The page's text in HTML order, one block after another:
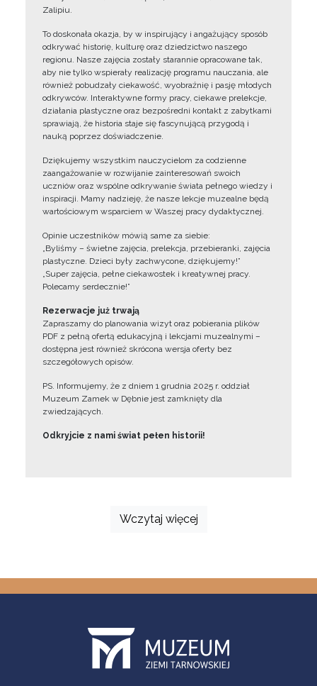
Zalipiu.
To doskonała okazja, by w inspirujący i angażujący sposób
odkrywać historię, kulturę oraz dziedzictwo naszego
regionu. Nasze zajęcia zostały starannie opracowane tak,
aby nie tylko wspierały realizację programu nauczania, ale
również pobudzały ciekawość, wyobraźnię i pasję młodych
odkrywców. Interaktywne formy pracy, ciekawe prelekcje,
działania plastyczne oraz bezpośredni kontakt z zabytkami
sprawiają, że historia staje się fascynującą przygodą i
nauką poprzez doświadczenie.
Dziękujemy wszystkim nauczycielom za codzienne
zaangażowanie w rozwijanie zainteresowań swoich
uczniów oraz wspólne odkrywanie świata pełnego wiedzy i
inspiracji. Mamy nadzieję, że nasze lekcje muzealne będą
wartościowym wsparciem w Waszej pracy dydaktycznej.
Opinie uczestników mówią same za siebie:
„Byliśmy – świetne zajęcia, prelekcja, przebieranki, zajęcia
plastyczne. Dzieci były zachwycone, dziękujemy!”
„Super zajęcia, pełne ciekawostek i kreatywnej pracy.
Polecamy serdecznie!”
Rezerwacje już trwają
Zapraszamy do planowania wizyt oraz pobierania plików
PDF z pełną ofertą edukacyjną i lekcjami muzealnymi –
dostępna jest również skrócona wersja oferty bez
szczegółowych opisów.
PS. Informujemy, że z dniem 1 grudnia 2025 r. oddział
Muzeum Zamek w Dębnie jest zamknięty dla
zwiedzających.
Odkryjcie z nami świat pełen historii!
Wczytaj więcej